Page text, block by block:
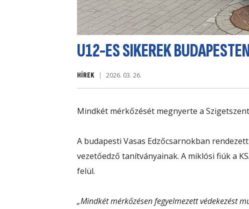
U12-ES SIKEREK
HÍREK 2026. 03. 26.
Mindkét mérkőzését megnyerte a
A budapesti Vasas Edzőcsarnokban
vezetőedző tanítványainak. A miklósi fiúk a
felül.
„Mindkét mérkőzésen fegyelmezett védekezést